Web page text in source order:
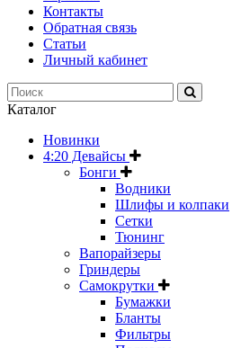
Контакты
Обратная связь
Статьи
Личный кабинет
Каталог
Новинки
4:20 Девайсы
Бонги
Водники
Шлифы и колпаки
Сетки
Тюнинг
Вапорайзеры
Гриндеры
Самокрутки
Бумажки
Бланты
Фильтры